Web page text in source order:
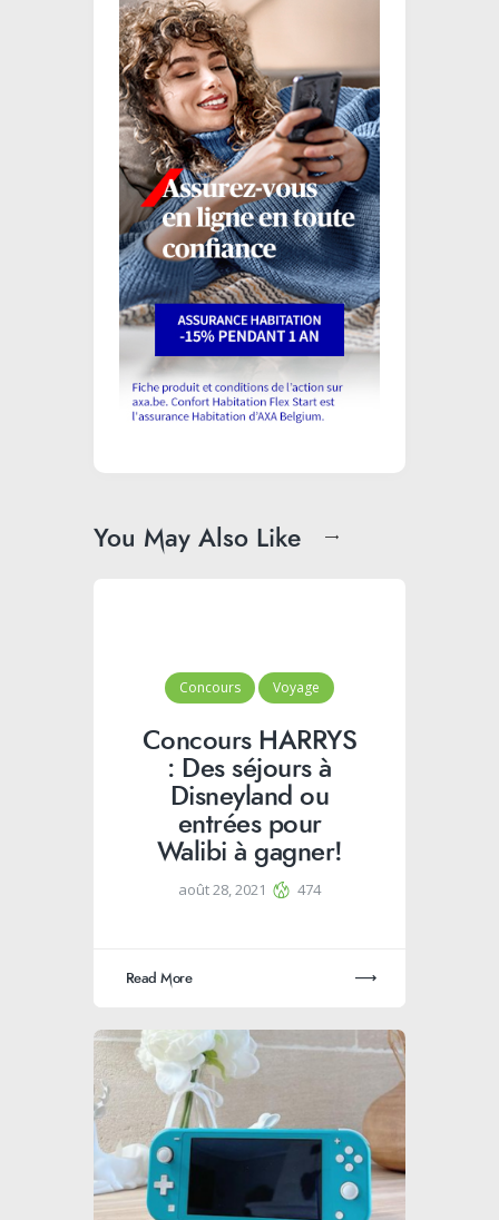
You May Also Like
Concours Voyage
Concours HARRYS
: Des séjours à
Disneyland ou
entrées pour
Walibi à gagner!
août 28, 2021 474
Read More